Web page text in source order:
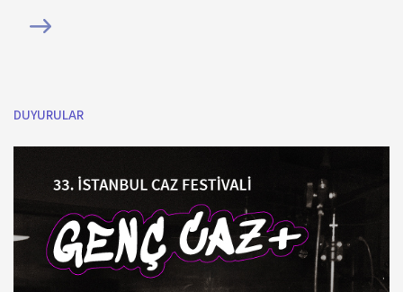
DUYURULAR